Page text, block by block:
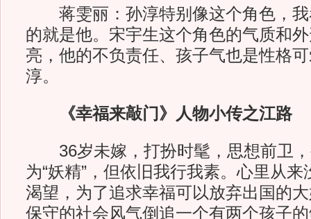
蒋雯丽：孙淳特别像这个角色，我
的就是他。宋宇生这个角色的气质和
亮，他的不负责任、孩子气也是性格
淳。
《幸福来敲门》人物小传之江路
36岁未嫁，打扮时髦，思想前卫，
为“妖精”，但依旧我行我素。心里从
渴望，为了追求幸福可以放弃出国的
保守的社会风气倒追一个有两个孩子